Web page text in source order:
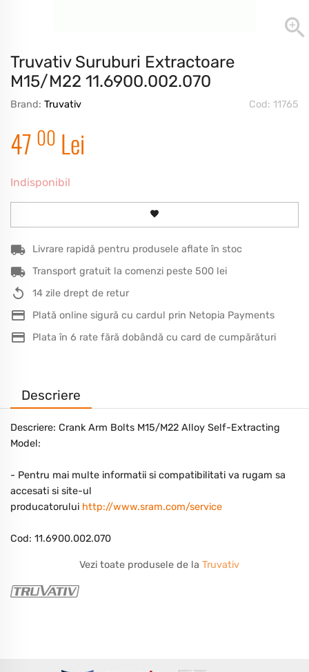
Truvativ Suruburi Extractoare
M15/M22 11.6900.002.070
Brand: Truvativ Cod: 11765
47 00 Lei
Indisponibil
Livrare rapidă pentru produsele aflate în stoc
Transport gratuit la comenzi peste 500 lei
14 zile drept de retur
Plată online sigură cu cardul prin Netopia Payments
Plata în 6 rate fără dobândă cu card de cumpărături
Descriere
Descriere: Crank Arm Bolts M15/M22 Alloy Self-Extracting
Model:
- Pentru mai multe informatii si compatibilitati va rugam sa
accesati si site-ul
producatorului http://www.sram.com/service
Cod: 11.6900.002.070
Vezi toate produsele de la Truvativ